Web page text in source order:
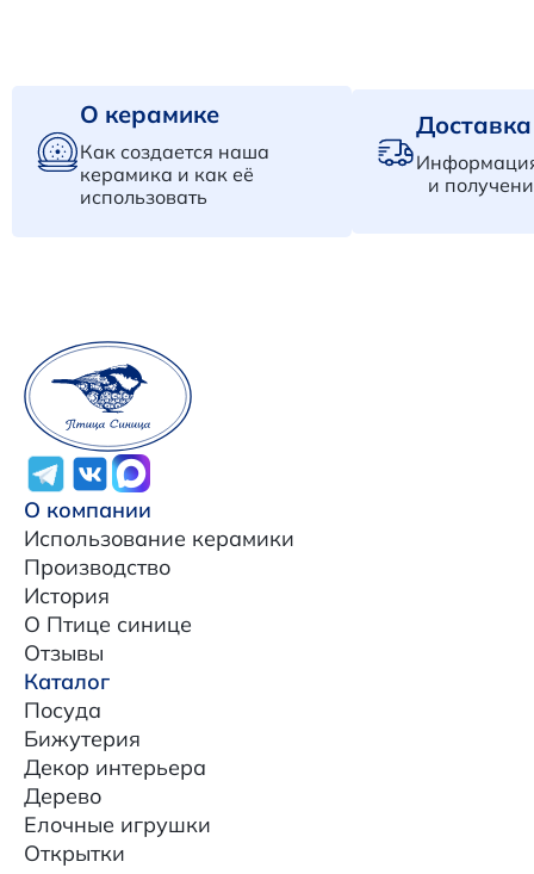
О керамике
Как создается наша
керамика и как её
использовать
и
О компании
Использование керамики
Производство
История
О Птице синице
Отзывы
Каталог
Посуда
Бижутерия
Декор интерьера
Дерево
Елочные игрушки
Открытки